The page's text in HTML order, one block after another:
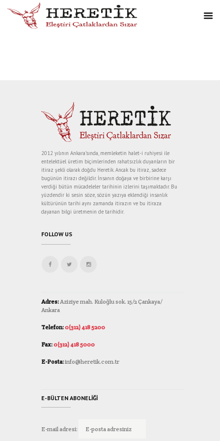
2012 yılının Ankara’sında, memleketin halet-i ruhiyesi ile
entelektüel üretim biçimlerinden rahatsızlık duyanların bir
itiraz şekli olarak doğdu Heretik. Ancak bu itiraz, sadece
bugünün itirazı değildir. İnsanın doğaya ve birbirine karşı
verdiği bütün mücadeleler tarihinin izlerini taşımaktadır. Bu
yüzdendir ki sesin söze, sözün yazıya eklendiği insanlık
kültürünün tarihi aynı zamanda itirazın ve bu itiraza
dayanan bilgi üretmenin de tarihidir.
FOLLOW US
Adres: Aziziye mah. Kuloğlu sok. 15/2 Çankaya/
Ankara
Telefon:0(312) 418 5200
Fax:0(312) 418 5000
E-Posta:info@heretik.com.tr
E-BÜLTEN ABONELIĞI
E-mail adresi: